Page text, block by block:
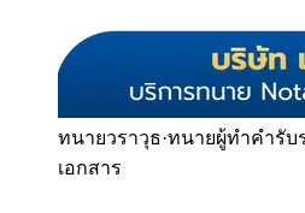
ทนายวราวุธ·ทนายผู้ทำคำรับ
เอกสาร